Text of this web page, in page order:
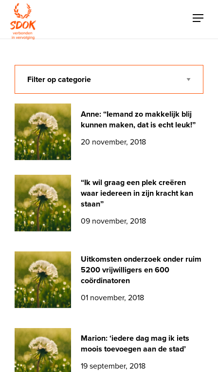
20 november, 2018
Anne: “Iemand zo makkelijk blij
kunnen maken, dat is echt leuk!”
09 november, 2018
“Ik wil graag een plek creëren
waar iedereen in zijn kracht kan
staan”
01 november, 2018
Uitkomsten onderzoek onder ruim
5200 vrijwilligers en 600
coördinatoren
19 september, 2018
Marion: ‘iedere dag mag ik iets
moois toevoegen aan de stad’